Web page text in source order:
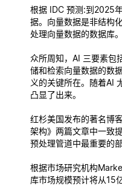
根据 IDC 预测:到2025
据。向量数据是非结构
处理向量数据的数据库。
众所周知，AI 三要素包
储和检索向量数据的数
义的关键所在。随着AI
凸显了出来。
红杉美国发布的著名博
架构》两篇文章中一致
预处理管道中最重要的
根据市场研究机构
库市场规模预计将从15